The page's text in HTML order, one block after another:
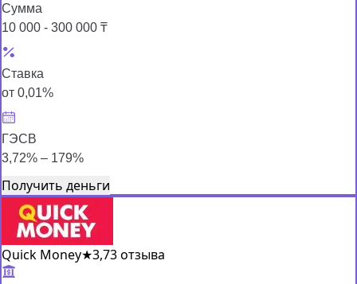
Сумма
10 000 - 300 000 ₸
Ставка
от 0,01%
ГЭСВ
3,72% – 179%
Получить деньги
Quick Money★3,73 отзыва